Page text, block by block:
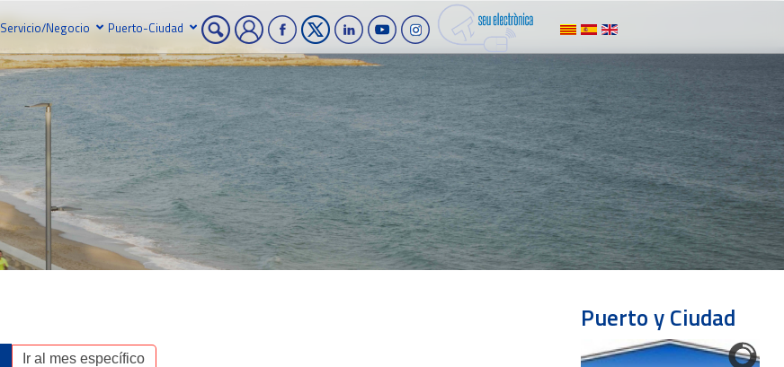
Servicio/Negocio Puerto-Ciudad
Ir al mes específico
Puerto y Ciudad